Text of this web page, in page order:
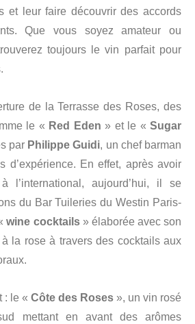
et leur faire découvrir des accords
Que vous soyez amateur ou
toujours le vin parfait pour
de la Terrasse des Roses, des
le « Red Eden » et le «Sugar
par Philippe Guidi, un chef barman
d’expérience. En effet, après avoir
l’international, aujourd’hui, il se
du Bar Tuileries du Westin Paris-
wine cocktails» élaborée avec son
la rose à travers des cocktails aux
: le « Côte des Roses », un vin rosé
mettant en avant des arômes